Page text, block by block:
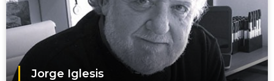
Jorge Iglesis